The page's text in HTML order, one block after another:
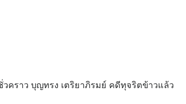
คราว บุญทรง เตริยาภิรมย์ คดีทุจริตข้าวแล้ว